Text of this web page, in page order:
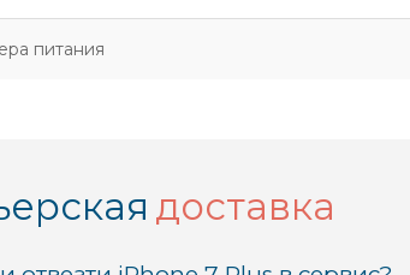
питания
доставка